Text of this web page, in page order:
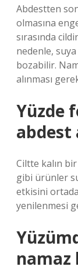
Abdestten
olmasına
sırasında
nedenle,
bozabilir.
alınması
Yüzde
abdest
Ciltte kalın
gibi ürünler
etkisini
yenilenmesi
namaz